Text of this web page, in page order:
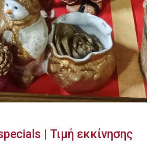
| Τιμή εκκίνησης